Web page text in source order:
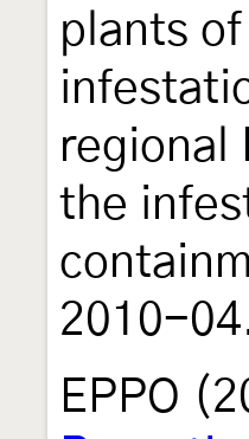
plants of
regional
the
2010-
EPPO